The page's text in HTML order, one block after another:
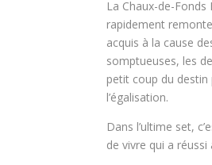
La Chaux-de-
rapidement
acquis à la cause
somptueuses, les
petit coup du destin
l’égalisation.
Dans l’ultime set,
de vivre qui a